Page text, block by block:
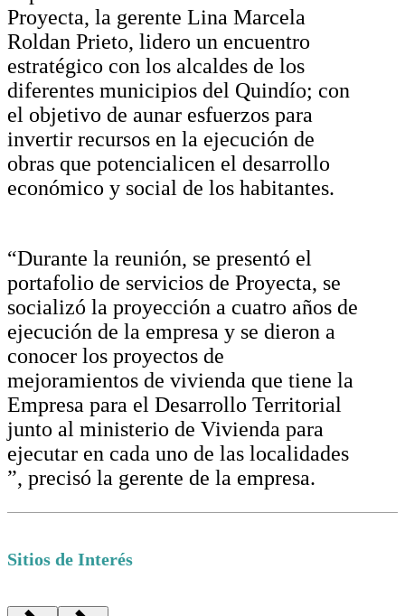
Proyecta, la gerente Lina Marcela
Roldan Prieto, lidero un encuentro
estratégico con los alcaldes de los
diferentes municipios del Quindío; con
el objetivo de aunar esfuerzos para
invertir recursos en la ejecución de
obras que potencialicen el desarrollo
económico y social de los habitantes.
“Durante la reunión, se presentó el
portafolio de servicios de Proyecta, se
socializó la proyección a cuatro años de
ejecución de la empresa y se dieron a
conocer los proyectos de
mejoramientos de vivienda que tiene la
Empresa para el Desarrollo Territorial
junto al ministerio de Vivienda para
ejecutar en cada uno de las localidades
”, precisó la gerente de la empresa.
Sitios de Interés